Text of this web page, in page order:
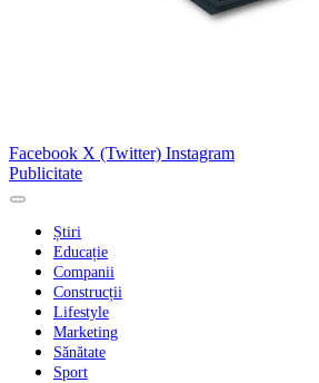
Facebook X (Twitter) Instagram
Publicitate
Știri
Educație
Companii
Construcții
Lifestyle
Marketing
Sănătate
Sport